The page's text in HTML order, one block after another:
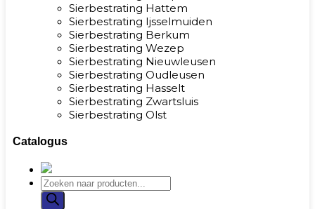
Sierbestrating Hattem
Sierbestrating Ijsselmuiden
Sierbestrating Berkum
Sierbestrating Wezep
Sierbestrating Nieuwleusen
Sierbestrating Oudleusen
Sierbestrating Hasselt
Sierbestrating Zwartsluis
Sierbestrating Olst
Catalogus